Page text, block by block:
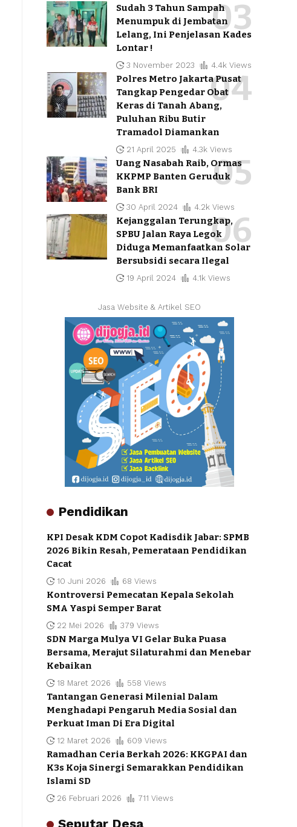
Sudah 3 Tahun Sampah
Menumpuk di Jembatan
Lelang, Ini Penjelasan Kades
Lontar !
3 November 2023 4.4k Views
Polres Metro Jakarta Pusat
Tangkap Pengedar Obat
Keras di Tanah Abang,
Puluhan Ribu Butir
Tramadol Diamankan
21 April 2025 4.3k Views
Uang Nasabah Raib, Ormas
KKPMP Banten Geruduk
Bank BRI
30 April 2024 4.2k Views
Kejanggalan Terungkap,
SPBU Jalan Raya Legok
Diduga Memanfaatkan Solar
Bersubsidi secara Ilegal
19 April 2024 4.1k Views
Jasa Website & Artikel SEO
Pendidikan
KPI Desak KDM Copot Kadisdik Jabar: SPMB
2026 Bikin Resah, Pemerataan Pendidikan
Cacat
10 Juni 2026 68 Views
Kontroversi Pemecatan Kepala Sekolah
SMA Yaspi Semper Barat
22 Mei 2026 379 Views
SDN Marga Mulya VI Gelar Buka Puasa
Bersama, Merajut Silaturahmi dan Menebar
Kebaikan
18 Maret 2026 558 Views
Tantangan Generasi Milenial Dalam
Menghadapi Pengaruh Media Sosial dan
Perkuat Iman Di Era Digital
12 Maret 2026 609 Views
Ramadhan Ceria Berkah 2026: KKGPAI dan
K3s Koja Sinergi Semarakkan Pendidikan
Islami SD
26 Februari 2026 711 Views
Seputar Desa